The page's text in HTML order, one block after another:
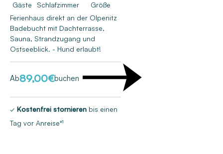
Gäste
Schlafzimmer
Größe
Ferienhaus direkt an der Olpenitz
Badebucht mit Dachterrasse,
Sauna, Strandzugang und
Ostseeblick. - Hund erlaubt!
Ab89,00€buchen
✓ Kostenfrei stornieren bis einen
Tag vor Anreise*¹